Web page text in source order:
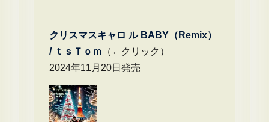
クリスマスキャロ ル BABY（Remix）
/ ｔｓＴｏｍ （←クリック）
2024年11月20日発売